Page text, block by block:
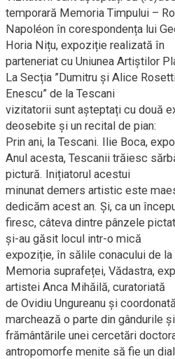
temporară Memoria Timpului –
Napoléon în corespondența lui
Horia Nițu, expoziție realizată în
parteneriat cu Uniunea Artiștilor
La Secția ”Dumitru și Alice
Enescu” de la Tescani
vizitatorii sunt așteptați cu două
deosebite și un recital de pian:
Prin ani, la Tescani. Ilie Boca,
Anul acesta, Tescanii trăiesc
pictură. Inițiatorul acestui
minunat demers artistic este
dedicăm acest an. Și, ca un
firesc, câteva dintre pânzele
și-au găsit locul intr-o mică
expoziție, în sălile conacului de la
Memoria suprafeței, Vădastra,
artistei Anca Mihăilă, curatoriată
de Ovidiu Ungureanu și
marchează o parte din gândurile și
frământările unei cercetări
antropomorfe menite să fie un